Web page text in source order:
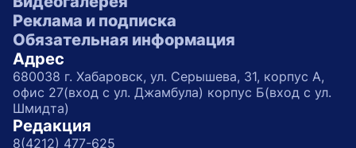
Реклама и подписка
Обязательная информация
Адрес
680038 г. Хабаровск, ул. Серышева, 31, корпус А,
офис 27(вход с ул. Джамбула) корпус Б(вход с ул.
Шмидта)
Редакция
8(4212) 477-625